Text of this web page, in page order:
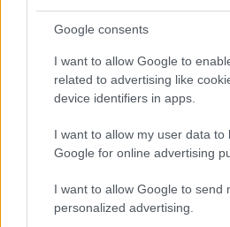
Google consents
I want to allow Google to
related to advertising like
device identifiers in apps.
I want to allow my user data to
Google for online advertising
I want to allow Google to send
personalized advertising.
Pausa caffè
Monte Pino, la fine di
rinascita della strada
Raid nelle campagne
la rete elettrica